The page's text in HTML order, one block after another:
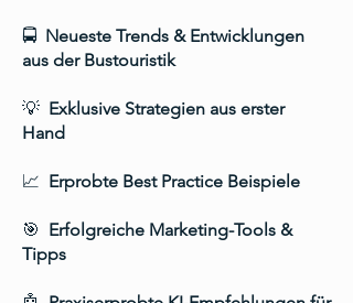
🚍 Neueste Trends & Entwicklungen
aus der Bustouristik
💡 Exklusive Strategien aus erster
Hand
📈 Erprobte Best Practice Beispiele
🎯 Erfolgreiche Marketing-Tools &
Tipps